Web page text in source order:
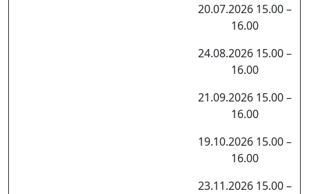
20.07.2026 15.00 –
16.00
24.08.2026 15.00 –
16.00
21.09.2026 15.00 –
16.00
19.10.2026 15.00 –
16.00
23.11.2026 15.00 –